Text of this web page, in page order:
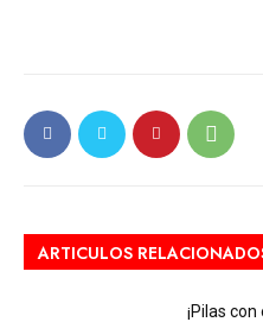
ARTICULOS
¡Pilas